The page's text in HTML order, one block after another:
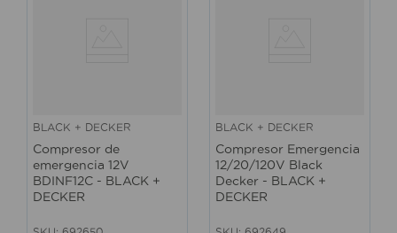
BLACK + DECKER
Compresor de
emergencia 12V
BDINF12C - BLACK +
DECKER
BLACK + DECKER
Compresor Emergencia
12/20/120V Black
Decker - BLACK +
DECKER